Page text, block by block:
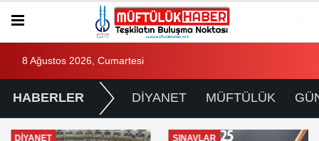
8 Ağustos 2026, Cumartesi
HABERLER DİYANET MÜFTÜLÜK
DİYANET SINAVLAR